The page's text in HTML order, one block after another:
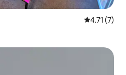
평점 4.71점
4.71 (7)